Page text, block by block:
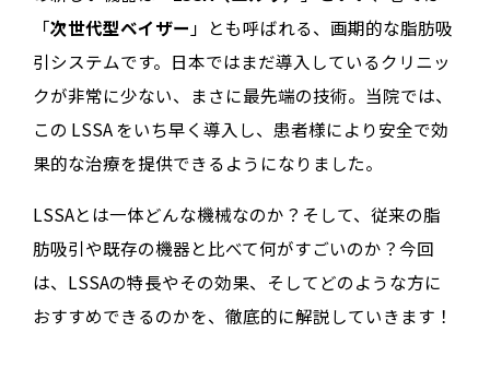
「次世代型ベイザー 」とも呼ばれる、画期的な脂肪吸
引システムです。日本ではまだ導入しているクリニッ
クが非常に少ない、まさに最先端の技術。当院では、
この LSSA をいち早く導入し、患者様により安全で効
果的な治療を提供できるようになりました。
LSSAとは一体どんな機械なのか？そして、従来の脂
肪吸引や既存の機器と比べて何がすごいのか？今回
は、LSSAの特長やその効果、そしてどのような方に
おすすめできるのかを、徹底的に解説していきます！